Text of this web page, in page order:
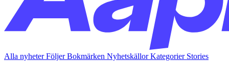
Alla nyheterFöljerBokmärken NyhetskällorKategorier Stories